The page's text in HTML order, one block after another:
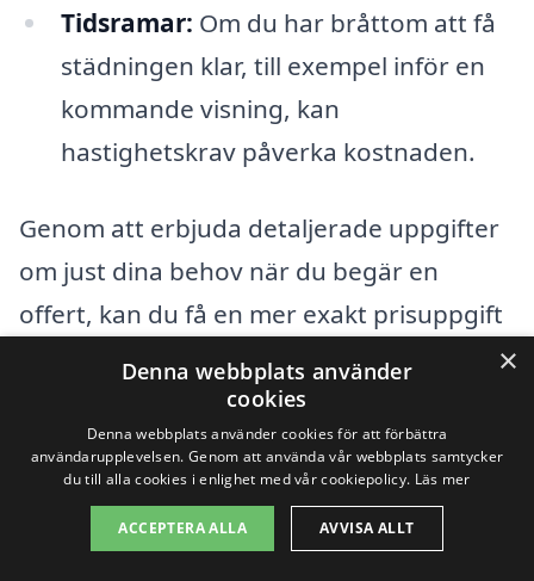
Tidsramar: Om du har bråttom att få
städningen klar, till exempel inför en
kommande visning, kan
hastighetskrav påverka kostnaden.
Genom att erbjuda detaljerade uppgifter
om just dina behov när du begär en
offert, kan du få en mer exakt prisuppgift
för visningsstädning i Arentorp. Det är
alltid en bra idé att jämföra flera
erbjudanden för att säkerställa att du får
bästa möjliga värde för pengarna. Använd
vår plattform för att få tillgång till olika
×
Denna webbplats använder
cookies
Denna webbplats använder cookies för att förbättra
användarupplevelsen. Genom att använda vår webbplats samtycker
du till alla cookies i enlighet med vår cookiepolicy. Läs mer
ACCEPTERA ALLA AVVISA ALLT